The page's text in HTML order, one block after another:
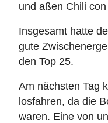
und aßen Chili
Insgesamt hatte
gute
den Top 25.
Am nächsten Tag
losfahren, da die
waren. Eine von